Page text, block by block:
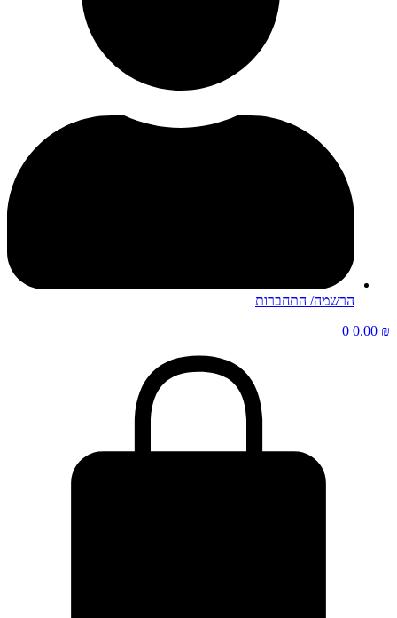
הרשמה/ התחברות
0.00 ₪
0